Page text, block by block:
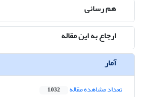
هم رسانی
ارجاع به این مقاله
آمار
تعداد مشاهده مقاله 1,032